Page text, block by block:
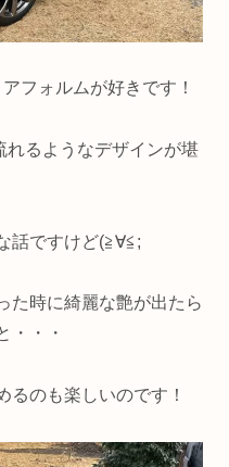
フォルムが好きです！
れるようなデザインが堪
話ですけど(≧∀≦;
た時に綺麗な艶が出たら
・・・
るのも楽しいのです！